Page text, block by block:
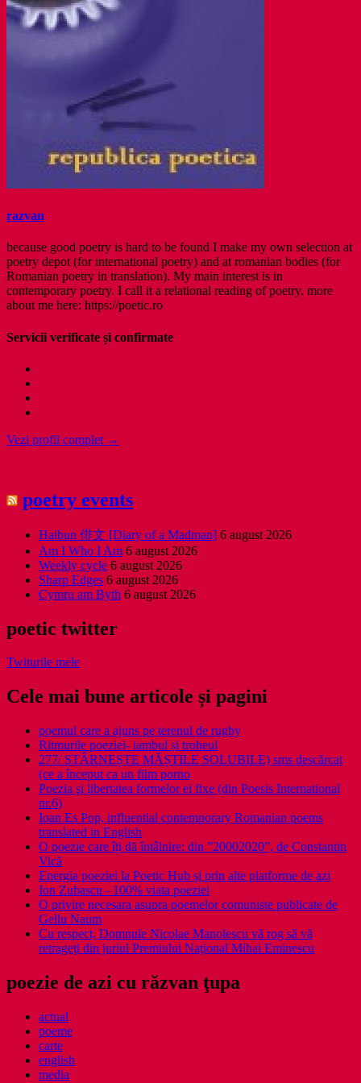
razvan
because good poetry is hard to be found I make my own selection at
poetry depot (for international poetry) and at romanian bodies (for
Romanian poetry in translation). My main interest is in
contemporary poetry. I call it a relational reading of poetry. more
about me here: https://poetic.ro
Servicii verificate și confirmate
Vezi profil complet →
poetry events
Haibun 俳文 [Diary of a Madman] 6 august 2026
Am I Who I Am 6 august 2026
Weekly cycle 6 august 2026
Sharp Edges 6 august 2026
Cymru am Byth 6 august 2026
poetic twitter
Twiturile mele
Cele mai bune articole și pagini
poemul care a ajuns pe terenul de rugby
Ritmurile poeziei- iambul și troheul
277/ STÂRNEȘTE MĂȘTILE SOLUBILE) sms descărcat
(ce a început ca un film porno
Poezia şi libertatea formelor ei fixe (din Poesis International
nr.6)
Ioan Es Pop, influential contemporary Romanian poems
translated in English
O poezie care îți dă întâlnire: din ”20002020”, de Constantin
Vică
Energia poeziei la Poetic Hub și prin alte platforme de azi
Ion Zubascu - 100% viata poeziei
O privire necesara asupra poemelor comuniste publicate de
Gellu Naum
Cu respect, Domnule Nicolae Manolescu vă rog să vă
retrageţi din juriul Premiului Naţional Mihai Eminescu
poezie de azi cu răzvan ţupa
actual
poeme
carte
english
media